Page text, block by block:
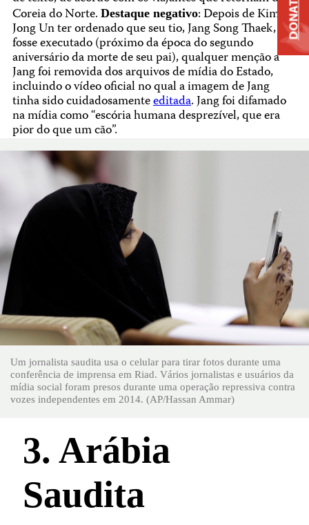
Coreia do Norte. Destaque negativo: Depois de Kim
Jong Un ter ordenado que seu tio, Jang Song Thaek,
fosse executado (próximo da época do segundo
aniversário da morte de seu pai), qualquer menção a
Jang foi removida dos arquivos de mídia do Estado,
incluindo o vídeo oficial no qual a imagem de Jang
tinha sido cuidadosamenteeditada. Jang foi difamado
na mídia como “escória humana desprezível, que era
pior do que um cão”.
Um jornalista saudita usa o celular para tirar fotos durante uma
conferência de imprensa em Riad. Vários jornalistas e usuários da
mídia social foram presos durante uma operação repressiva contra
vozes independentes em 2014. (AP/Hassan Ammar)
3. Arábia
Saudita
DONATE